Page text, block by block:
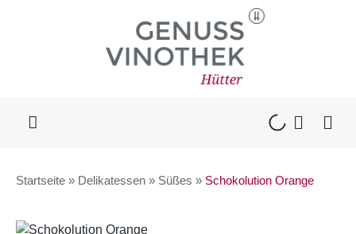
Toggle
KAFFEE
Startseite» Delikatessen» Süßes » Schokolution Orange